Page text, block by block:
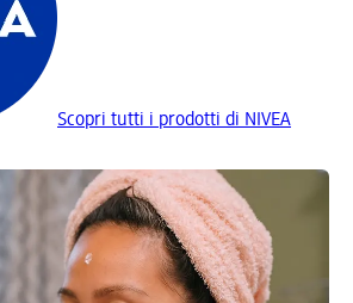
Scopri tutti i prodotti di NIVEA